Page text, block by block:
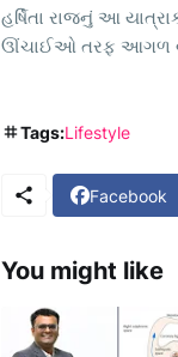
હર્ષિતા રાજનું આ
ઊંચાઈઓ તરફ આગળ
Tags:Lifestyle
Facebook
You might like